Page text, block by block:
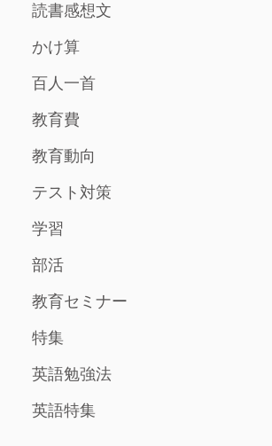
読書感想文
かけ算
百人一首
教育費
教育動向
テスト対策
学習
部活
教育セミナー
特集
英語勉強法
英語特集